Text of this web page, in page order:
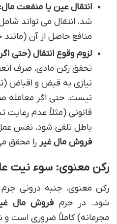
انتقال عین یا منفعت مال:
شد، انتقال می تواند
منافع حاصل از آن (مانند
لزوم وقوع انتقال (حتی
تحقق رکن مادی، صرف
نیازی به قبض و اقباض
نیست. حتی اگر معامله
قانونی (مثلاً عدم رعایت
باطل تلقی شود، نفس
فروش مال غیر را محقق
رکن معنوی: سوء نیت
رکن معنوی، جنبه درونی
شود. در جرم فروش مال
مجرمانه) کاملاً ضروری